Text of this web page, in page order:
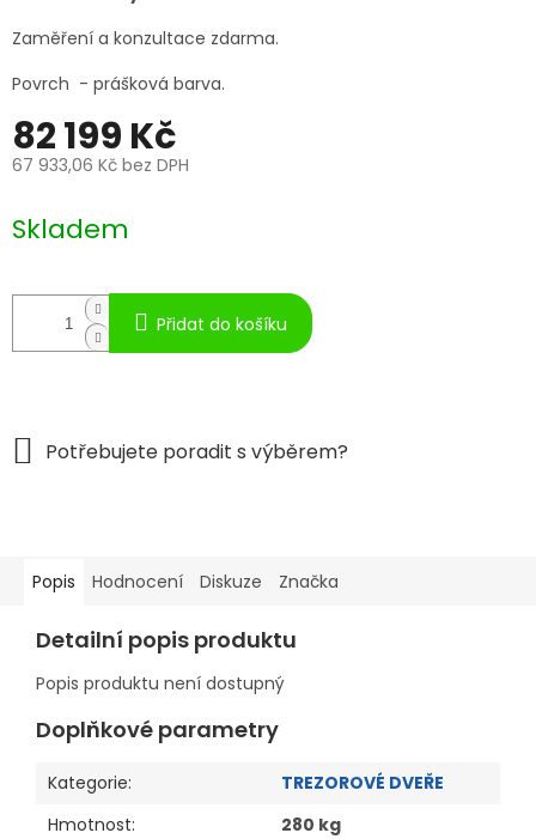
82 199 Kč
67 933,06 Kč bez DPH
cena:
Skladem
Přidat do košíku
Zaměření a konzultace zdarma.
Povrch - prášková barva.
Popis Hodnocení Diskuze Značka
Detailní popis produktu
Popis produktu není dostupný
Doplňkové parametry
Kategorie:
TREZOROVÉ DVEŘE
Hmotnost:
280 kg